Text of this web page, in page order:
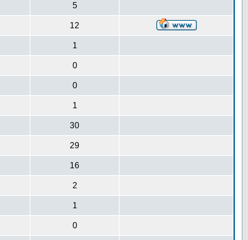
5
12
1
0
0
1
30
29
16
2
1
0